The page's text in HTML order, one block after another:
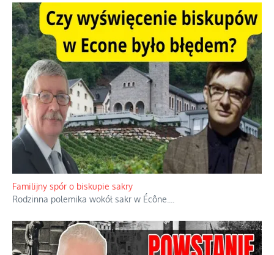
Familijny spór o biskupie sakry
Rodzinna polemika wokół sakr w Écône.